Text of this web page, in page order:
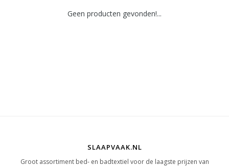
Geen producten gevonden!...
SLAAPVAAK.NL
Groot assortiment bed- en badtextiel voor de laagste prijzen van